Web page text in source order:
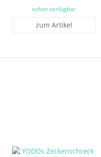
sofort verfügbar
zum Artikel